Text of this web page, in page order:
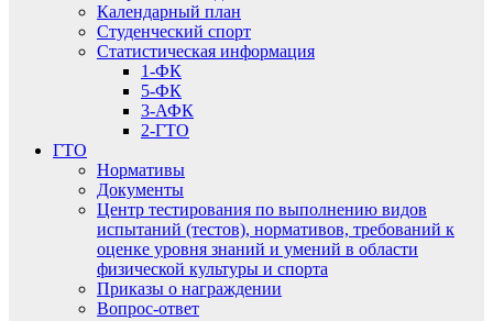
Календарный план
Студенческий спорт
Статистическая информация
1-ФК
5-ФК
3-АФК
2-ГТО
ГТО
Нормативы
Документы
Центр тестирования по выполнению видов
испытаний (тестов), нормативов, требований к
оценке уровня знаний и умений в области
физической культуры и спорта
Приказы о награждении
Вопрос-ответ